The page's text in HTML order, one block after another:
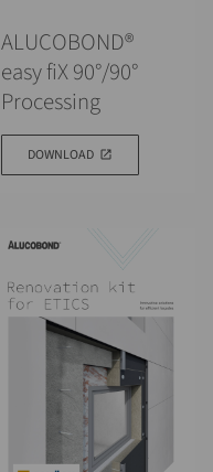
ALUCOBOND®
easy fiX 90°/90°
Processing
DOWNLOAD